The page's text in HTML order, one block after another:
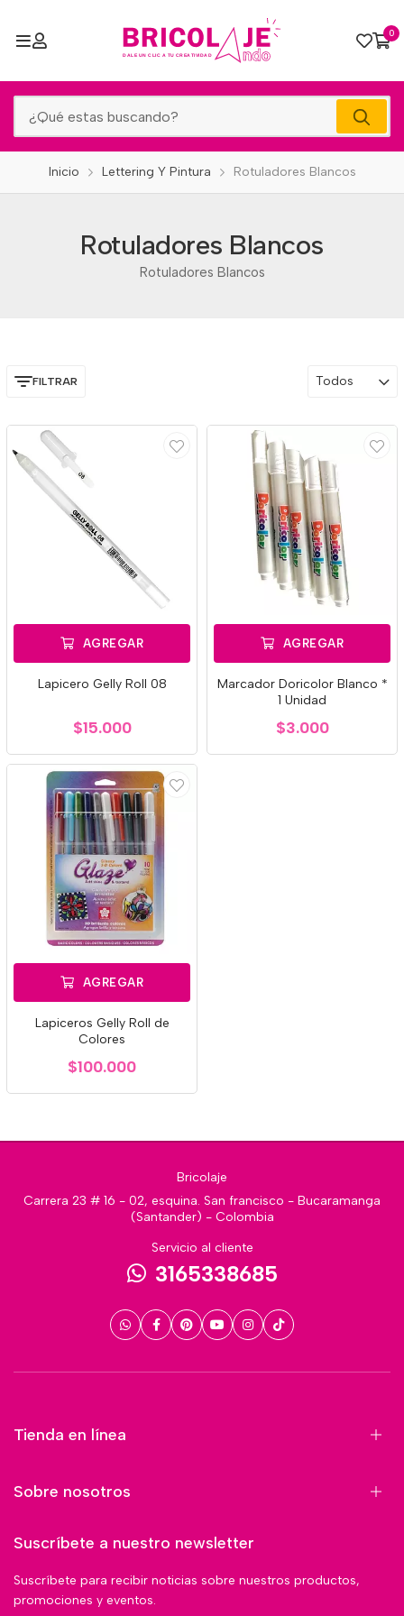
0
Inicio Lettering Y Pintura Rotuladores Blancos
Rotuladores Blancos
Rotuladores Blancos
FILTRAR Todos
AGREGAR
Lapicero Gelly Roll 08
$15.000
AGREGAR
Marcador Doricolor Blanco *
1 Unidad
$3.000
AGREGAR
Lapiceros Gelly Roll de
Colores
$100.000
Bricolaje
Carrera 23 # 16 - 02, esquina. San francisco - Bucaramanga
(Santander) - Colombia
Servicio al cliente
3165338685
Tienda en línea
Sobre nosotros
Suscríbete a nuestro newsletter
Suscríbete para recibir noticias sobre nuestros productos,
promociones y eventos.